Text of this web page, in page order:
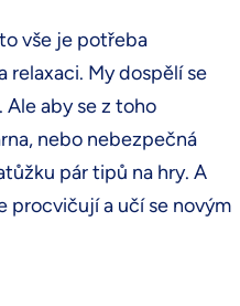
vše je potřeba
relaxaci. My dospělí se
aby se z toho
nebo nebezpečná
pár tipů na hry. A
procvičují a učí se novým